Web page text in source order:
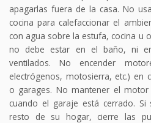
apagarlas fuera de la casa. No
cocina para calefaccionar el
con agua sobre la estufa, cocina u
no debe estar en el baño, ni
ventilados. No encender
electrógenos, motosierra, etc.) en
o garages. No mantener el
cuando el garaje está cerrado.
resto de su hogar, cierre las